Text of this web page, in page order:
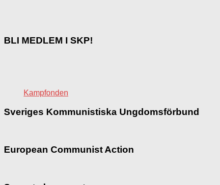
BLI MEDLEM I SKP!
Kampfonden
Sveriges Kommunistiska Ungdomsförbund
European Communist Action